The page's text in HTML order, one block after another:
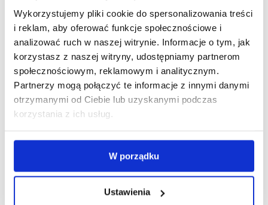
Wykorzystujemy pliki cookie do spersonalizowania treści
i reklam, aby oferować funkcje społecznościowe i
analizować ruch w naszej witrynie. Informacje o tym, jak
korzystasz z naszej witryny, udostępniamy partnerom
społecznościowym, reklamowym i analitycznym.
Partnerzy mogą połączyć te informacje z innymi danymi
otrzymanymi od Ciebie lub uzyskanymi podczas
korzystania z ich usług.
W porządku
Ustawienia
Dawkę można zwiększać w przypadku ostrych
zaburzeń neurologicznych po konsultacji z lekarzem;
Tabletki należy przyjmować po posiłku, popijając
wodą.
Postać podania
Tabletki do stosowania doustnego;
również formy proszków do rozpuszczenia.
Co zrobić w przypadku pominięcia dawki?
Przyjąć pominiętą dawkę jak najszybciej;